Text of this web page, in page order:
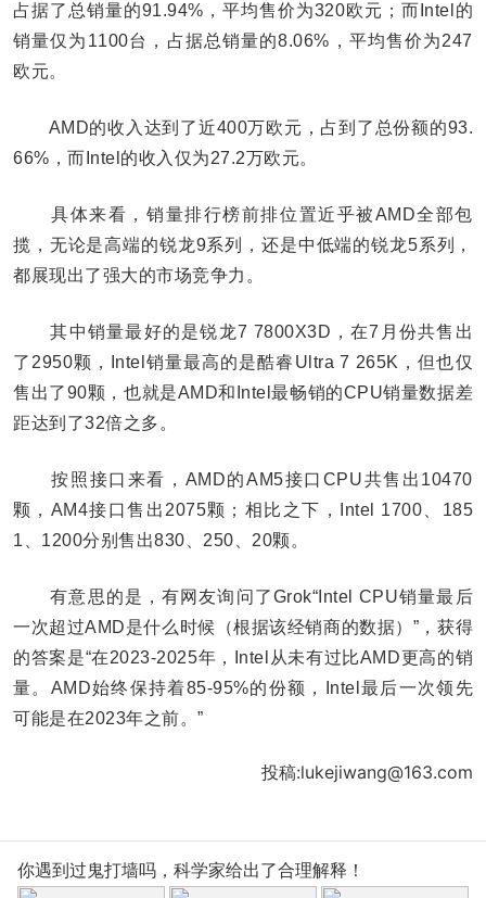
占据了总销量的91.94%，平均售价为320欧元；而Intel的
销量仅为1100台，占据总销量的8.06%，平均售价为247
欧元。
AMD的收入达到了近400万欧元，占到了总份额的93.
66%，而Intel的收入仅为27.2万欧元。
具体来看，销量排行榜前排位置近乎被AMD全部包
揽，无论是高端的锐龙9系列，还是中低端的锐龙5系列，
都展现出了强大的市场竞争力。
其中销量最好的是锐龙7 7800X3D，在7月份共售出
了2950颗，Intel销量最高的是酷睿Ultra 7 265K，但也仅
售出了90颗，也就是AMD和Intel最畅销的CPU销量数据差
距达到了32倍之多。
按照接口来看，AMD的AM5接口CPU共售出10470
颗，AM4接口售出2075颗；相比之下，Intel 1700、185
1、1200分别售出830、250、20颗。
有意思的是，有网友询问了Grok“Intel CPU销量最后
一次超过AMD是什么时候（根据该经销商的数据）”，获得
的答案是“在2023-2025年，Intel从未有过比AMD更高的销
量。AMD始终保持着85-95%的份额，Intel最后一次领先
可能是在2023年之前。”
投稿:lukejiwang@163.com
你遇到过鬼打墙吗，科学家给出了合理解释！